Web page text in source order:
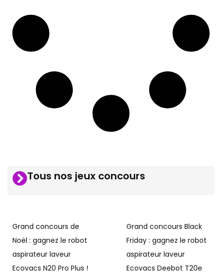
Tous nos jeux concours
Grand concours de
Noël : gagnez le robot
aspirateur laveur
Ecovacs N20 Pro Plus !
Grand concours Black
Friday : gagnez le robot
aspirateur laveur
Ecovacs Deebot T20e